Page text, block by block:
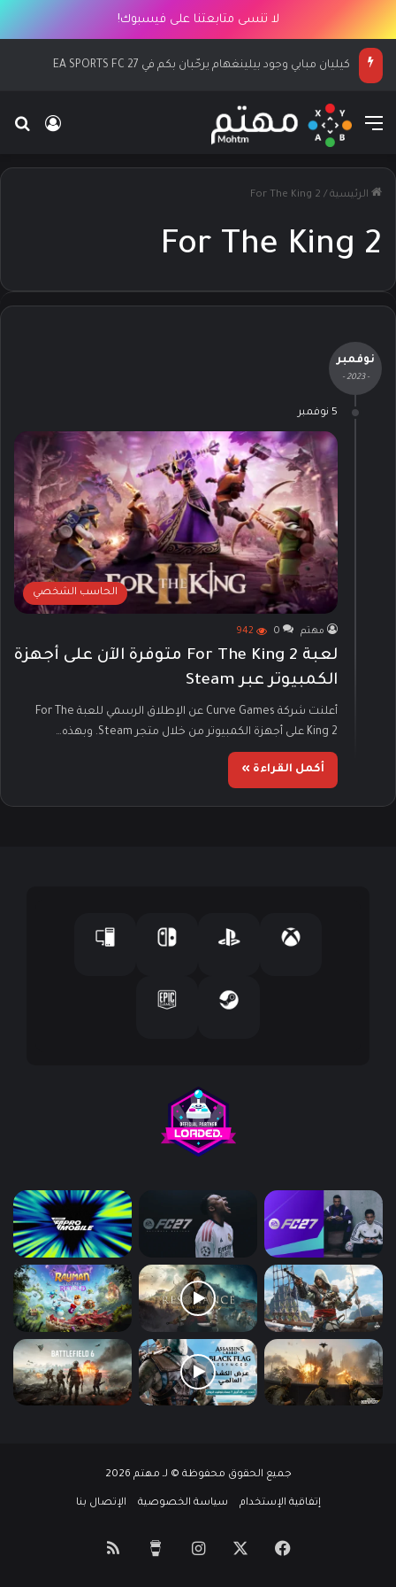
لا تنسى متابعتنا على فيسبوك!
كيليان مبابي وجود بيلينغهام يرحّبان بكم في EA SPORTS FC 27
القائمة
الرئيسية /
For The King 2
For The King 2
نوفمبر
- 2023 -
5 نوفمبر
الحاسب الشخصي
مهتم 0
942
لعبة For The King 2 متوفرة الآن على أجهزة
الكمبيوتر عبر Steam
أعلنت شركة Curve Games عن الإطلاق الرسمي للعبة For The
King 2 على أجهزة الكمبيوتر من خلال متجر Steam. وبهذه…
أكمل القراءة »
جميع الحقوق محفوظة © لـ مهتم 2026
إتفاقية الإستخدام سياسة الخصوصية الإتصال بنا
فيسبوك انستقرام